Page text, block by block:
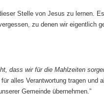
Stelle von Jesus zu lernen.
zu denen wir eigentlich
dass wir für die Mahlzeiten
alles Verantwortung tragen und
Gemeinde übernehmen.”